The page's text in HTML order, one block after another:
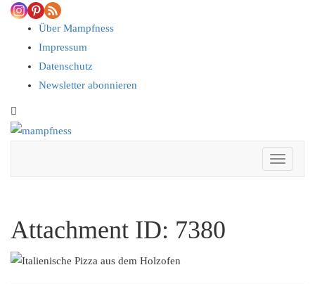
Skip
content
Über Mampfness
Impressum
Datenschutz
Newsletter abonnieren
header
Toggle
Attachment ID: 7380